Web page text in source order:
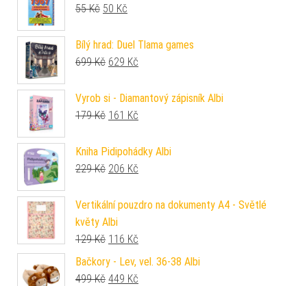
55Kč Původní cena byla: 55 Kč.
50 Kč
Bílý hrad: Duel Tlama games
699Kč Původní cena byla: 699 Kč.
629 Kč
Vyrob si - Diamantový zápisník Albi
179Kč Původní cena byla: 179 Kč.
161 Kč
Kniha Pidipohádky Albi
229Kč Původní cena byla: 229 Kč.
206 Kč
Vertikální pouzdro na dokumenty A4 - Světlé
květy Albi
129Kč Původní cena byla: 129 Kč.
116 Kč
Bačkory - Lev, vel. 36-38 Albi
499Kč Původní cena byla: 499 Kč.
449 Kč